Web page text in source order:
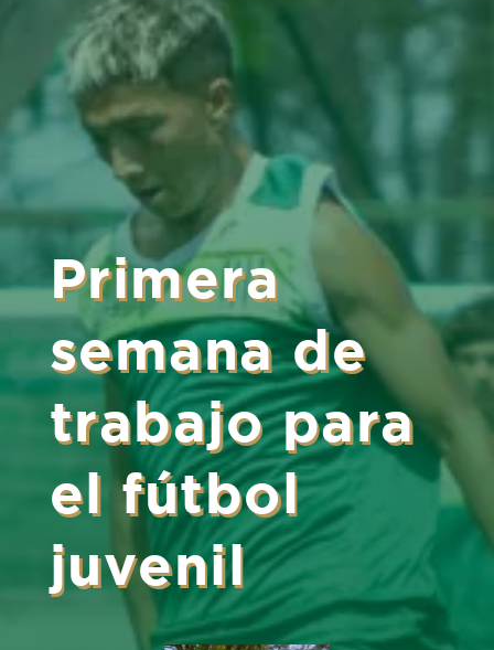
Primera
semana de
trabajo para
el fútbol
juvenil